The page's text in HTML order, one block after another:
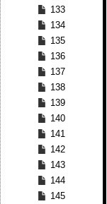
133
134
135
136
137
138
139
140
141
142
143
144
145